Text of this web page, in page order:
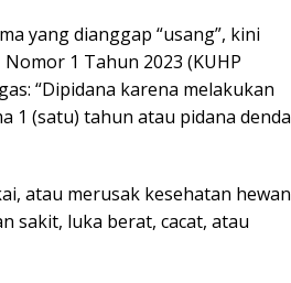
yang dianggap “usang”, kini
1 Tahun 2023 (KUHP
“Dipidana karena melakukan
1 (satu) tahun atau pidana denda
atau merusak kesehatan hewan
sakit, luka berat, cacat, atau